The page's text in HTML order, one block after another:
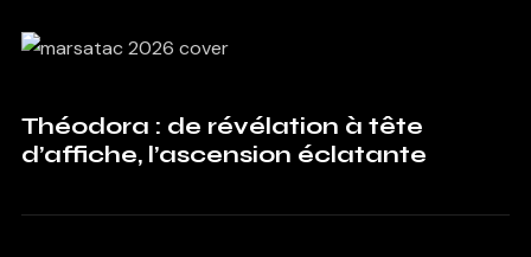
Théodora : de révélation à tête
d’affiche, l’ascension éclatante